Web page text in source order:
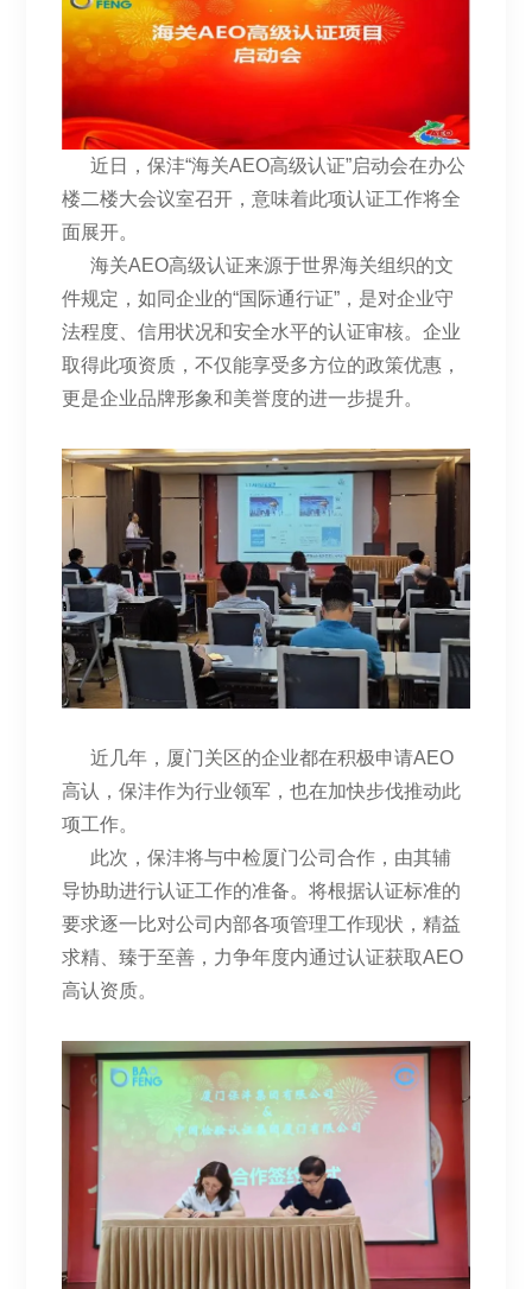
近日，保沣“海关AEO高级认证”启动会在办公
楼二楼大会议室召开，意味着此项认证工作将全
面展开。
海关AEO高级认证来源于世界海关组织的文
件规定，如同企业的“国际通行证”，是对企业守
法程度、信用状况和安全水平的认证审核。企业
取得此项资质，不仅能享受多方位的政策优惠，
更是企业品牌形象和美誉度的进一步提升。
近几年，厦门关区的企业都在积极申请AEO
高认，保沣作为行业领军，也在加快步伐推动此
项工作。
此次，保沣将与中检厦门公司合作，由其辅
导协助进行认证工作的准备。将根据认证标准的
要求逐一比对公司内部各项管理工作现状，精益
求精、臻于至善，力争年度内通过认证获取AEO
高认资质。